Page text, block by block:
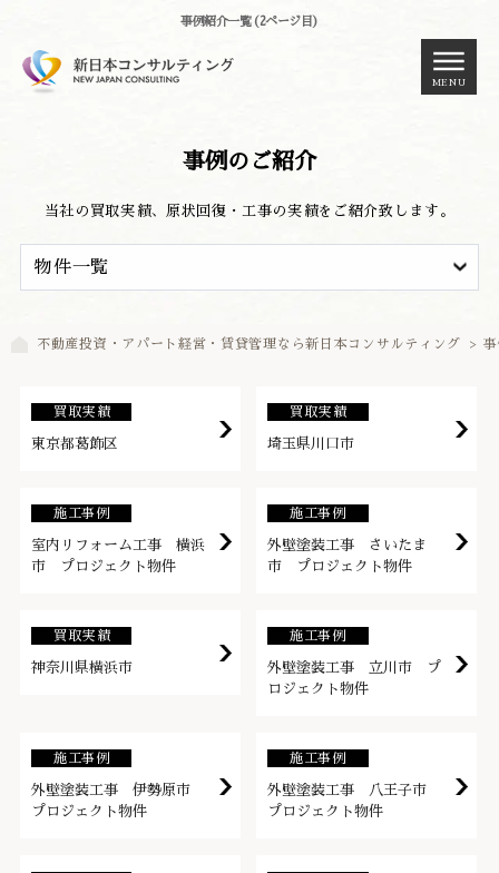
事例紹介一覧 (2ページ目)
MENU
事例のご紹介
当社の買取実績、原状回復・工事の実績をご紹介致します。
不動産投資・アパート経営・賃貸管理なら新日本コンサルティング >
買取実績
東京都葛飾区
買取実績
埼玉県川口市
施工事例
室内リフォーム工事 横浜
市 プロジェクト物件
施工事例
外壁塗装工事 さいたま
市 プロジェクト物件
買取実績
神奈川県横浜市
施工事例
外壁塗装工事 立川市 プ
ロジェクト物件
施工事例
外壁塗装工事 伊勢原市
プロジェクト物件
施工事例
外壁塗装工事 八王子市
プロジェクト物件